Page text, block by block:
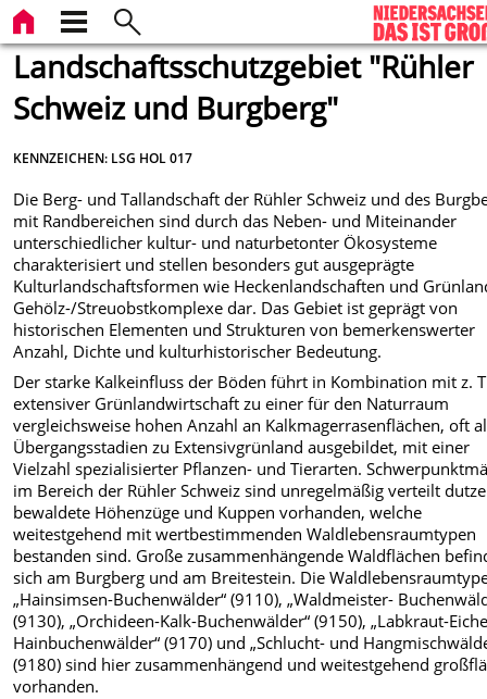
Landschaftsschutzgebiet "Rühler
Schweiz und Burgberg"
KENNZEICHEN: LSG HOL 017
Die Berg- und Tallandschaft der Rühler Schweiz und des
mit Randbereichen sind durch das Neben- und Miteinander
unterschiedlicher kultur- und naturbetonter Ökosysteme
charakterisiert und stellen besonders gut ausgeprägte
Kulturlandschaftsformen wie Heckenlandschaften und
Gehölz-/Streuobstkomplexe dar. Das Gebiet ist geprägt von
historischen Elementen und Strukturen von bemerkenswerter
Anzahl, Dichte und kulturhistorischer Bedeutung.
Der starke Kalkeinfluss der Böden führt in Kombination mit z.
extensiver Grünlandwirtschaft zu einer für den Naturraum
vergleichsweise hohen Anzahl an Kalkmagerrasenflächen, oft
Übergangsstadien zu Extensivgrünland ausgebildet, mit einer
Vielzahl spezialisierter Pflanzen- und Tierarten.
im Bereich der Rühler Schweiz sind unregelmäßig verteilt
bewaldete Höhenzüge und Kuppen vorhanden, welche
weitestgehend mit wertbestimmenden Waldlebensraumtypen
bestanden sind. Große zusammenhängende Waldflächen
sich am Burgberg und am Breitestein. Die
„Hainsimsen-Buchenwälder“ (9110), „Waldmeister-
(9130), „Orchideen-Kalk-Buchenwälder“ (9150), „Labkraut-
Hainbuchenwälder“ (9170) und „Schlucht- und
(9180) sind hier zusammenhängend und weitestgehend
vorhanden.